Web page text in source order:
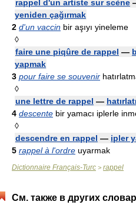
rappel d'un artiste sur scène
yeniden çağırmak
2 d'un vaccin bir aşıyı yineleme
◊
faire une piqûre de rappel —
yapmak
3 pour faire se souvenir
◊
une lettre de rappel —
4 descente bir yamacı iplerle
◊
descendre en rappel — ipler
5 rappel à l'ordre uyarmak
Dictionnaire Français-Turc > rappel
См. также в других